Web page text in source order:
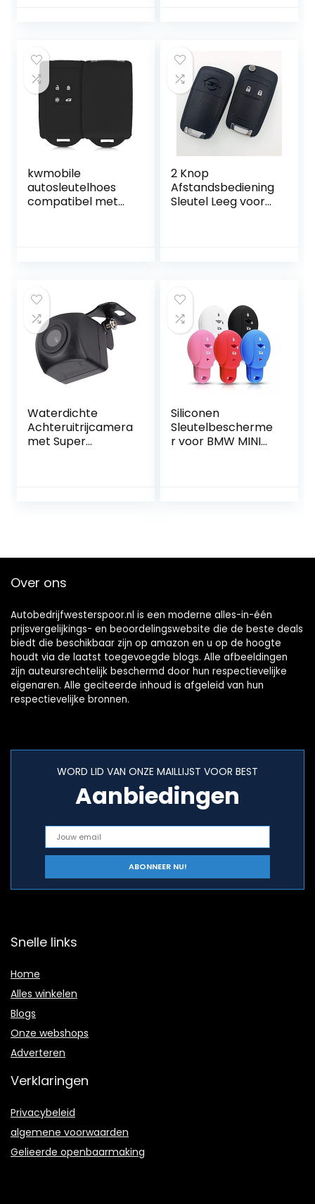
kwmobile
autosleutelhoes
compatibel met
Sleutelcover
2 Knop
Afstandsbediening
Sleutel Leeg voor
Waterdichte
Achteruitrijcamera
met Super
Siliconen
Sleutelbescherme
r voor BMW MINI
Over ons
Autobedrijfwesterspoor.nl is een moderne alles-in-één
prijsvergelijkings- en beoordelingswebsite die de beste deals
biedt die beschikbaar zijn op amazon en u op de hoogte
houdt via de laatst toegevoegde blogs. Alle afbeeldingen
zijn auteursrechtelijk beschermd door hun respectievelijke
eigenaren. Alle geciteerde inhoud is afgeleid van hun
respectievelijke bronnen.
WORD LID VAN ONZE MAILLIJST VOOR BEST
Aanbiedingen
Snelle links
Home
Alles winkelen
Blogs
Onze webshops
Adverteren
Verklaringen
Privacybeleid
algemene voorwaarden
Gelieerde openbaarmaking